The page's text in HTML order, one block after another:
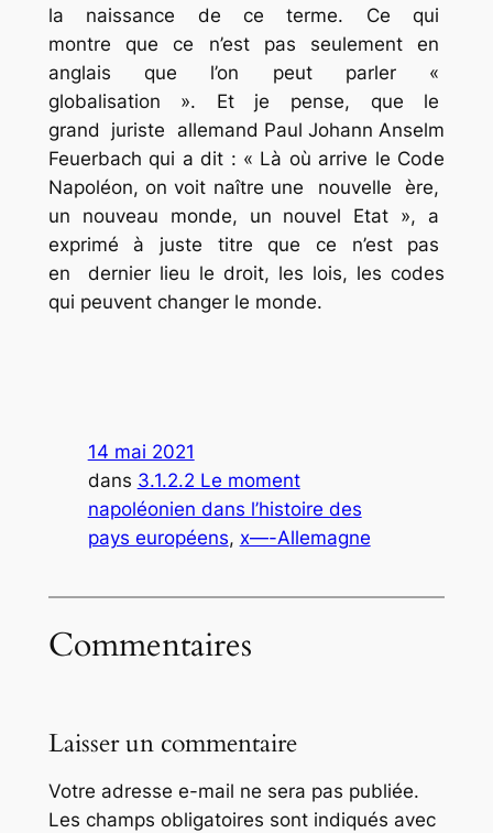
la naissance de ce terme. Ce qui
montre que ce n’est pas seulement en
anglais que l’on peut parler «
globalisation ». Et je pense, que le
grand juriste allemand Paul Johann Anselm
Feuerbach qui a dit : « Là où arrive le Code
Napoléon, on voit naître une nouvelle ère,
un nouveau monde, un nouvel Etat », a
exprimé à juste titre que ce n’est pas
en dernier lieu le droit, les lois, les codes
qui peuvent changer le monde.
14 mai 2021
dans 3.1.2.2 Le moment
napoléonien dans l’histoire des
pays européens, x—-Allemagne
Commentaires
Laisser un commentaire
Votre adresse e-mail ne sera pas publiée.
Les champs obligatoires sont indiqués avec